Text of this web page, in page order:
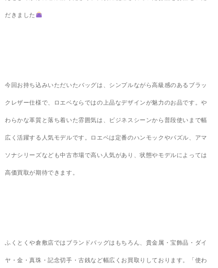
だきました
今回お持ち込みいただいたバッグは、シンプルながら高級感のあるブラッ
クレザー仕様で、ロエベならではの上品なデザインが魅力のお品です。や
わらかな革質と落ち着いた雰囲気は、ビジネスシーンから普段使いまで幅
広く活躍する人気モデルです。ロエベは定番のハンモックやパズル、アマ
ソナシリーズなども中古市場で高い人気があり、状態やモデルによっては
高価買取が期待できます。
ふくとくや倉敷店ではブランドバッグはもちろん、貴金属・宝飾品・ダイ
ヤ・金・真珠・記念切手・古銭など幅広くお買取りしております。「使わ